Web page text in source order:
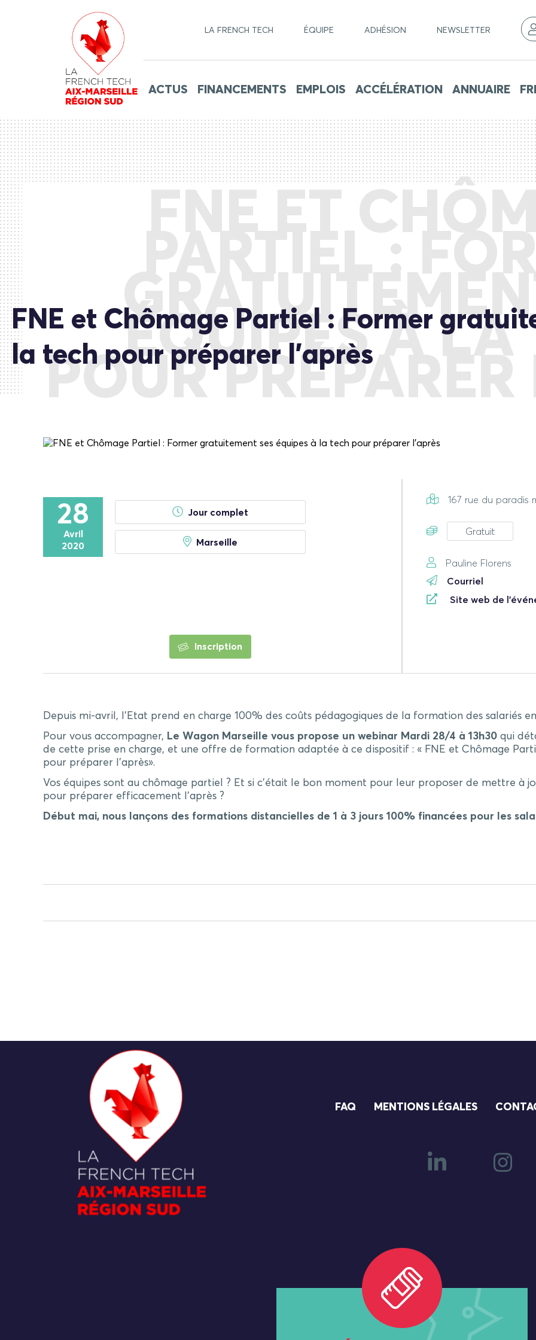
LA FRENCH TECH ÉQUIPE ADHÉSION NEWSLETTER
ACTUS FINANCEMENTS EMPLOIS ACCÉLÉRATION ANNUAIRE
FNE ET
PARTIEL :
ÉQUIPES À LA
POUR PRÉPARER
FNE et Chômage Partiel : Former
la tech pour préparer l’après
28
Avril
2020
Jour complet
Marseille
Inscription
167 rue du paradis
Gratuit
Pauline Florens
Courriel
Site web de
Depuis mi-avril, l’Etat prend en charge 100% des coûts pédagogiques de la formation des salariés
Pour vous accompagner, Le Wagon Marseille vous propose un webinar Mardi 28/4 à 13h30 qui
de cette prise en charge, et une offre de formation adaptée à ce dispositif : « FNE et Chômage
pour préparer l’après».
Vos équipes sont au chômage partiel ? Et si c’était le bon moment pour leur proposer de mettre à
pour préparer efficacement l’après ?
Début mai, nous lançons des formations distancielles de 1 à 3 jours 100% financées pour les
FAQ MENTIONS LÉGALES